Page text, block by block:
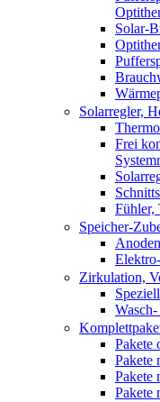
Solar-
Solarregler,
Frei
Fühler,
Speicher-
Zirkulation,
Pakete
Pakete
Pakete
Pakete